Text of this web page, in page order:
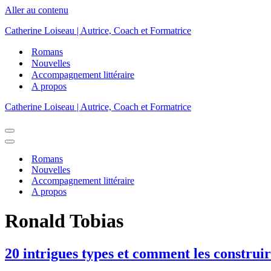
Aller au contenu
Catherine Loiseau | Autrice, Coach et Formatrice
Romans
Nouvelles
Accompagnement littéraire
A propos
Catherine Loiseau | Autrice, Coach et Formatrice
Menu
de
Menu
navigationRomans
Nouvelles
Accompagnement littéraire
A propos
Ronald Tobias
20 intrigues types et comment les